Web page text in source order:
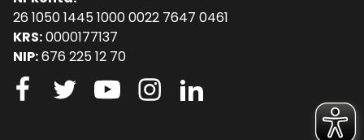
26 1050 1445 1000 0022 7647 0461
KRS:0000177137
NIP:676 225 12 70